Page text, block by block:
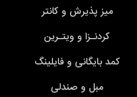
میز پذیرش و کانتر
کردنـزا و ویتـرین
کمد بایگانی و فایلینگ
مبل و صندلی